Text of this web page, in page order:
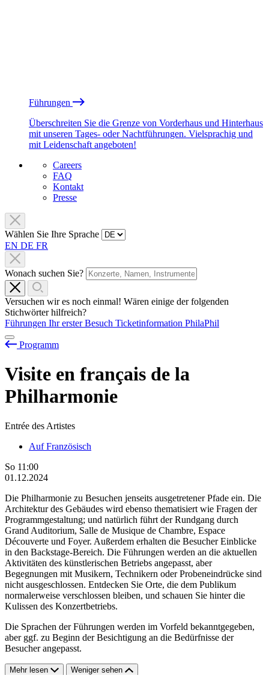
Führungen
Überschreiten Sie die Grenze von Vorderhaus und Hinterhaus
mit unseren Tages- oder Nachtführungen. Vielsprachig und
mit Leidenschaft angeboten!
Careers
FAQ
Kontakt
Presse
Wählen Sie Ihre Sprache
EN DE FR
Wonach suchen Sie?
Versuchen wir es noch einmal! Wären einige der folgenden
Stichwörter hilfreich?
Führungen Ihr erster Besuch Ticketinformation PhilaPhil
Programm
Visite en français de la
Philharmonie
Entrée des Artistes
Auf Französisch
So 11:00
01.12.2024
Die Philharmonie zu Besuchen jenseits ausgetretener Pfade ein. Die
Architektur des Gebäudes wird ebenso thematisiert wie Fragen der
Programmgestaltung; und natürlich führt der Rundgang durch
Grand Auditorium, Salle de Musique de Chambre, Espace
Découverte und Foyer. Außerdem erhalten die Besucher Einblicke
in den Backstage-Bereich. Die Führungen werden an die aktuellen
Aktivitäten des künstlerischen Betriebs angepasst, aber
Begegnungen mit Musikern, Technikern oder Probeneindrücke sind
nicht ausgeschlossen. Entdecken Sie Orte, die dem Publikum
normalerweise verschlossen bleiben, und schauen Sie hinter die
Kulissen des Konzertbetriebs.
Die Sprachen der Führungen werden im Vorfeld bekanntgegeben,
aber ggf. zu Beginn der Besichtigung an die Bedürfnisse der
Besucher angepasst.
Mehr lesen Weniger sehen